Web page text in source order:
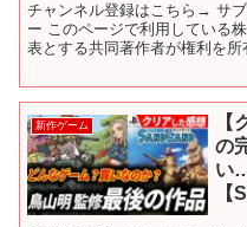
チャンネル登録はこちら→ サ
ー このページで利用している
表とする共同著作者が権利を
新作ゲーム
【
の
い
【